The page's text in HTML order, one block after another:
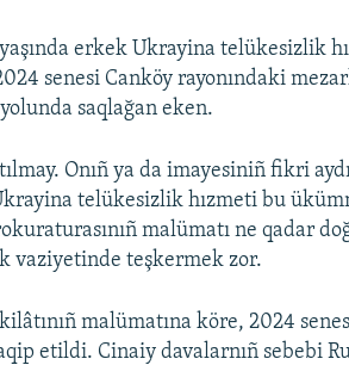
erkek Ukrayina telükesizlik
senesi Canköy rayonındaki
saqlağan eken.
Onıñ ya da imayesiniñ fikri
telükesizlik hızmeti bu
malümatı ne qadar
vaziyetinde teşkermek zor.
malümatına köre, 2024
etildi. Cinaiy davalarnıñ sebebi